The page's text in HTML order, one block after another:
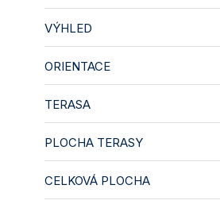
VÝHLED
ORIENTACE
TERASA
PLOCHA TERASY
CELKOVÁ PLOCHA